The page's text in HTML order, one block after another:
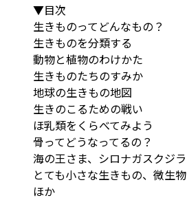
▼目次
生きものってどんなもの？
生きものを分類する
動物と植物のわけかた
生きものたちのすみか
地球の生きもの地図
生きのこるための戦い
ほ乳類をくらべてみよう
骨ってどうなってるの？
海の王さま、シロナガスクジラ
とても小さな生きもの、微生物
ほか